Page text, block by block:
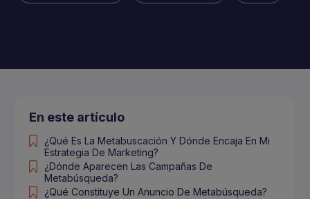
En este artículo
¿Qué Es La Metabuscación Y Dónde Encaja En Mi
Estrategia De Marketing?
¿Dónde Aparecen Las Campañas De
Metabúsqueda?
¿Qué Constituye Un Anuncio De Metabúsqueda?